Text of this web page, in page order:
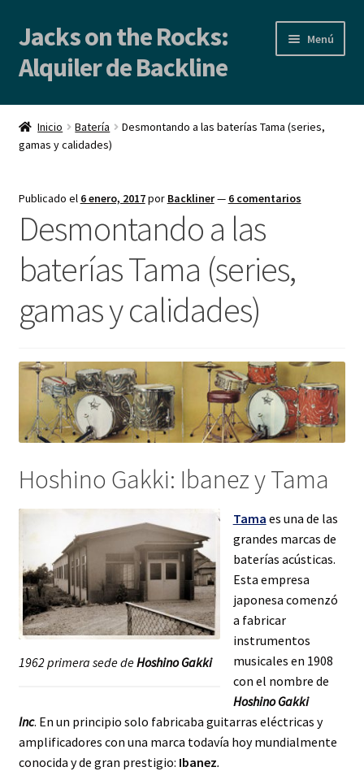
Ir
a
la
Ir
al
contenido
Jacks on the Rocks:
Alquiler de Backline
Menú
Inicio
Alquiler de Backline | Backline Rental
Contacto
Blog
Inicio Batería
Desmontando a las baterías Tama (series,
gamas y calidades)
Publicado el 6 enero, 2017por Backliner— 6 comentarios
Desmontando a las
baterías Tama (series,
gamas y calidades)
Hoshino Gakki: Ibanez y Tama
1962 primera sede deHoshino Gakki
Tama es una de las
grandes marcas de
baterías acústicas.
Esta empresa
japonesa comenzó
a fabricar
instrumentos
musicales en 1908
con el nombre de
Hoshino Gakki
Inc. En un principio solo fabricaba guitarras eléctricas y
amplificadores con una marca todavía hoy mundialmente
conocida y de gran prestigio: Ibanez.